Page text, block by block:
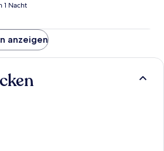
1 Nacht
anzeigen